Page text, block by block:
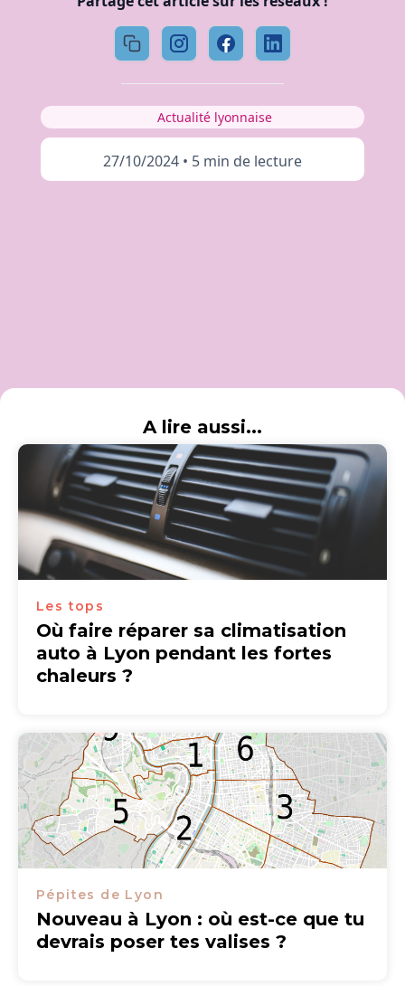
Actualité lyonnaise
27/10/2024 • 5 min de lecture
A lire aussi...
Les tops
Où faire réparer sa climatisation
auto à Lyon pendant les fortes
chaleurs ?
Pépites de Lyon
Nouveau à Lyon : où est-ce que tu
devrais poser tes valises ?